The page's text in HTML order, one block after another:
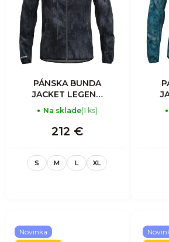
PÁNSKA BUNDA
JACKET LEGEND
SHELL - SHADOW
Na sklade(1 ks)
212 €
S M L XL
Novinka